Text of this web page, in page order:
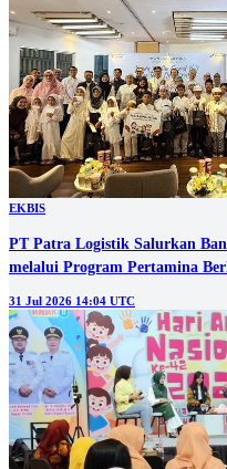
EKBIS
PT Patra Logistik Salurkan
melalui Program Pertamina
31 Jul 2026 14:04 UTC